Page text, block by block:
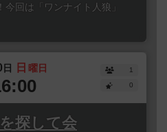
回は「ワンナイト人狼」
日 日 曜日
1
0
探して会